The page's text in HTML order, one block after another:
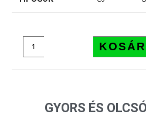
GYORS ÉS